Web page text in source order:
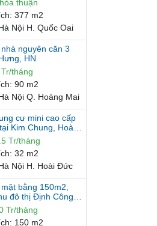
nguyên căn 3
HN
:90 m2
Nội Q. Hoàng Mai
cư mini cao cấp
Kim Chung, Hoài
:32 m2
Nội H. Hoài Đức
bằng 150m2,
đô thị Định Công,
:150 m2
Nội Q. Hoàng Mai
bằng kinh doanh